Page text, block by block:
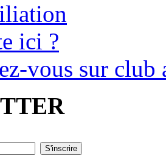
ici ?
vous sur